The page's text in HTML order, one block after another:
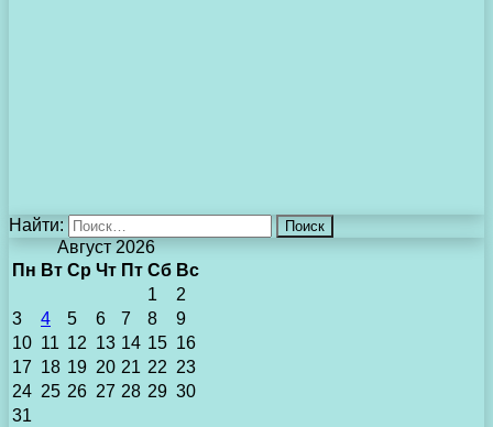
Найти:
Август 2026
Пн Вт Ср Чт Пт Сб Вс
1
2
3
4 5 6 7 8
9
10 11 12 13 14 15 16
17 18 19 20 21 22 23
24 25 26 27 28 29 30
31